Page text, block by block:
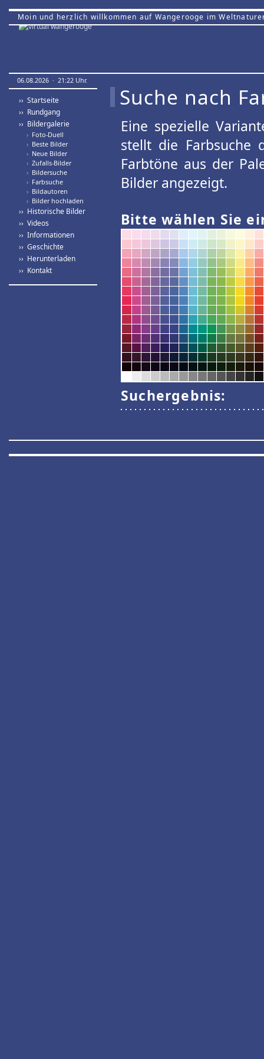
Moin und herzlich willkommen auf Wangerooge im
06.08.2026 · 21:22 Uhr.
›› Startseite
›› Rundgang
›› Bildergalerie
› Foto-Duell
› Beste Bilder
› Neue Bilder
› Zufalls-Bilder
› Bildersuche
› Farbsuche
› Bildautoren
› Bilder hochladen
›› Historische Bilder
›› Videos
›› Informationen
›› Geschichte
›› Herunterladen
›› Kontakt
Suche nach
Eine spezielle
stellt die Farbsuche
Farbtöne aus der
Bilder angezeigt.
Bitte wählen Sie
Suchergebnis: